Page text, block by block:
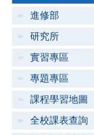
進修部
研究所
實習專區
專題專區
課程學習地圖
全校課表查詢